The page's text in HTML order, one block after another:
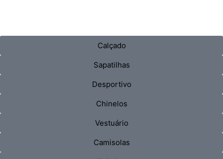
Calçado
Sapatilhas
Desportivo
Chinelos
Vestuário
Camisolas